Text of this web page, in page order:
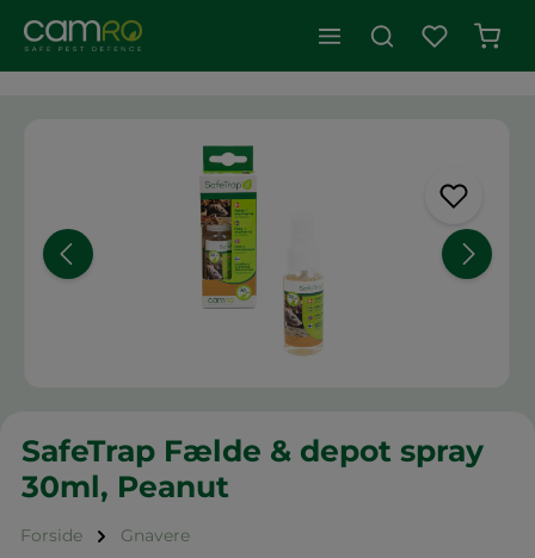
Forside Gnavere
SafeTrap Fælde & depot spray
30ml, Peanut